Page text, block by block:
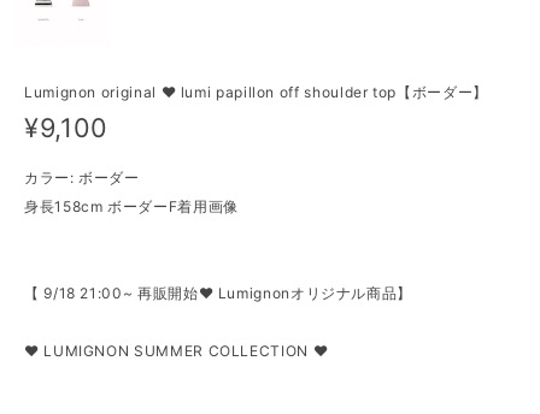
Lumignon original ♥ lumi papillon off shoulder top【ボーダー】
¥9,100
カラー: ボーダー
身長158cm ボーダーF着用画像
【 9/18 21:00~ 再販開始♥ Lumignonオリジナル商品】
♥ LUMIGNON SUMMER COLLECTION ♥